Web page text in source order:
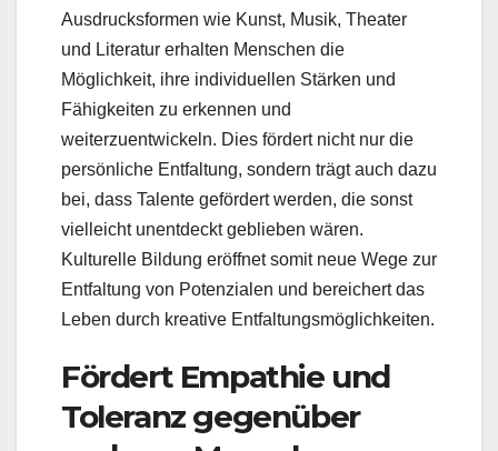
Ausdrucksformen wie Kunst, Musik, Theater
und Literatur erhalten Menschen die
Möglichkeit, ihre individuellen Stärken und
Fähigkeiten zu erkennen und
weiterzuentwickeln. Dies fördert nicht nur die
persönliche Entfaltung, sondern trägt auch dazu
bei, dass Talente gefördert werden, die sonst
vielleicht unentdeckt geblieben wären.
Kulturelle Bildung eröffnet somit neue Wege zur
Entfaltung von Potenzialen und bereichert das
Leben durch kreative Entfaltungsmöglichkeiten.
Fördert Empathie und
Toleranz gegenüber